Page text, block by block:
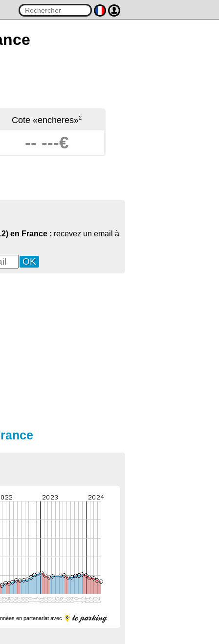
Cote «encheres»2
-- ---€
en France : recevez un email à
en partenariat avec